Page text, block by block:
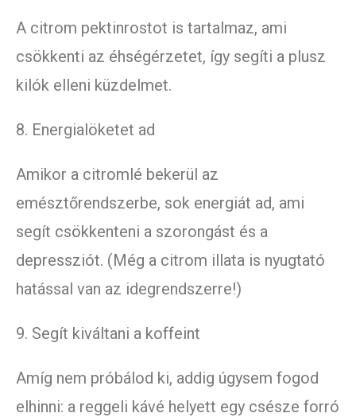
A citrom pektinrostot is tartalmaz, ami
csökkenti az éhségérzetet, így segíti a plusz
kilók elleni küzdelmet.
8. Energialöketet ad
Amikor a citromlé bekerül az
emésztőrendszerbe, sok energiát ad, ami
segít csökkenteni a szorongást és a
depressziót. (Még a citrom illata is nyugtató
hatással van az idegrendszerre!)
9. Segít kiváltani a koffeint
Amíg nem próbálod ki, addig úgysem fogod
elhinni: a reggeli kávé helyett egy csésze forró